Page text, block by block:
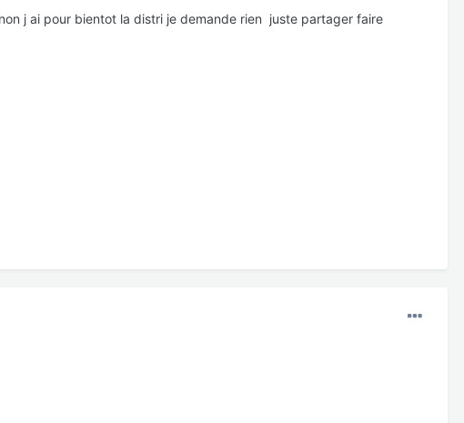
j ai pour bientot la distri je demande rien juste partager faire